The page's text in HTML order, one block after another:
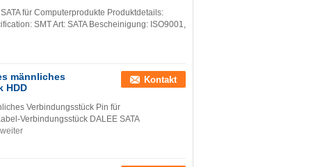
für Computerprodukte Produktdetails:
SMT Art: SATA Bescheinigung: ISO9001,
männliches
HDD
Kontakt
Verbindungsstück Pin für
Verbindungsstück DALEE SATA